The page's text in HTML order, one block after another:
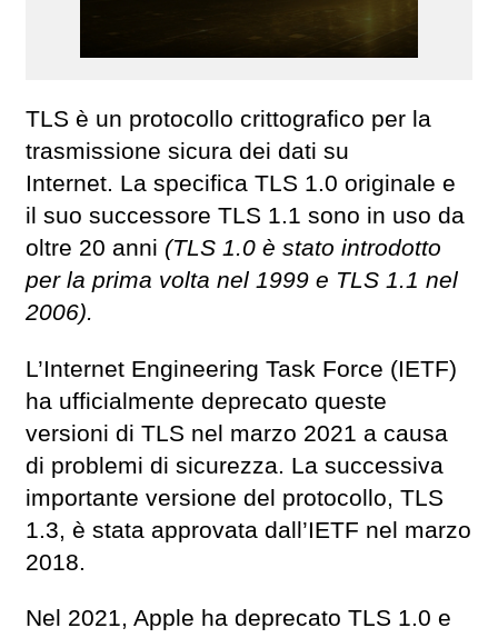
TLS è un protocollo crittografico per la
trasmissione sicura dei dati su
Internet. La specifica TLS 1.0 originale e
il suo successore TLS 1.1 sono in uso da
oltre 20 anni (TLS 1.0 è stato introdotto
per la prima volta nel 1999 e TLS 1.1 nel
2006).
L’Internet Engineering Task Force (IETF)
ha ufficialmente deprecato queste
versioni di TLS nel marzo 2021 a causa
di problemi di sicurezza. La successiva
importante versione del protocollo, TLS
1.3, è stata approvata dall’IETF nel marzo
2018.
Nel 2021, Apple ha deprecato TLS 1.0 e